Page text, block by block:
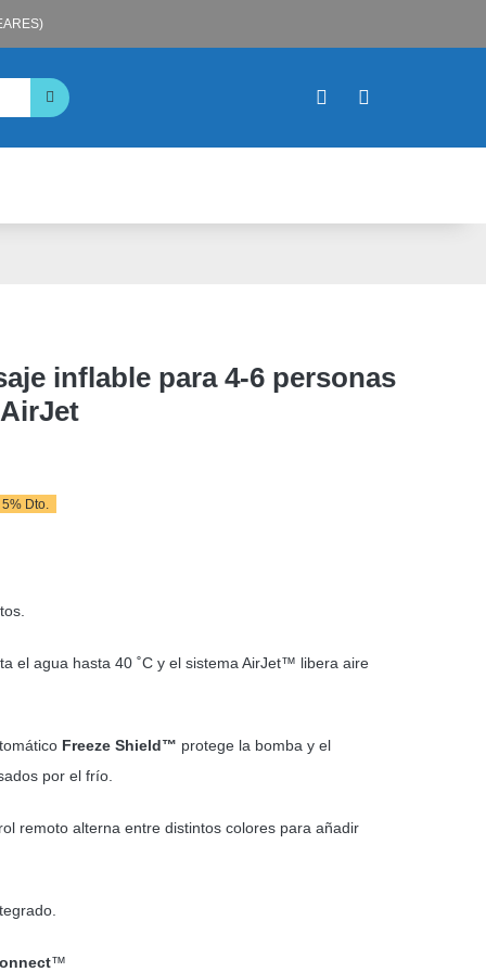
inflable para 4-6 personas
€.
€.
5% Dto.
el agua hasta 40 ˚C y el sistema AirJet™ libera aire
Freeze Shield™ protege la bomba y el
por el frío.
remoto alterna entre distintos colores para añadir
™